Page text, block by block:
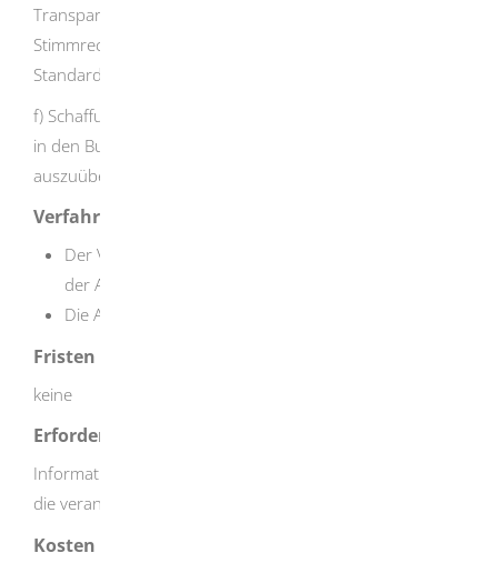
Transparenzanforderungen im Hinblick auf
Stimmrechtsanteile oder gleichwertigen internationalen
Standards unterliegt,
f) Schaffung der Möglichkeit für eine andere Person, die
in den Buchstaben b, d und e genannten Funktionen
auszuüben
Verfahrensablauf
Der Verpflichtete zeigt seine konkrete Tätigkeit bei
der Aufsichtsbehörde an.
Die Aufsichtsbehörde bestätigt die Registrierung.
Fristen
keine
Erforderliche Unterlagen
Information über Art, Umfang und Ort der Tätigkeit durch
die verantwortliche Person
Kosten